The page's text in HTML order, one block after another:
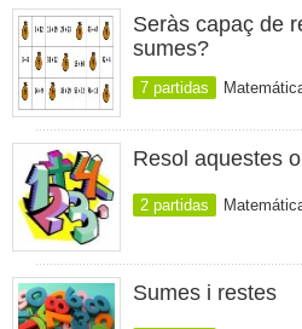
Seràs capaç de
sumes?
7 partidas
Resol aquestes
2 partidas
Sumes i restes